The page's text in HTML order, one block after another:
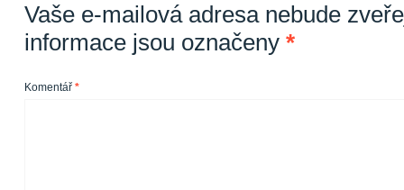
Vaše e-mailová adresa nebude
informace jsou označeny *
Komentář *